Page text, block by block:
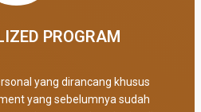
PROGRAM​
yang dirancang khusus
yang sebelumnya sudah